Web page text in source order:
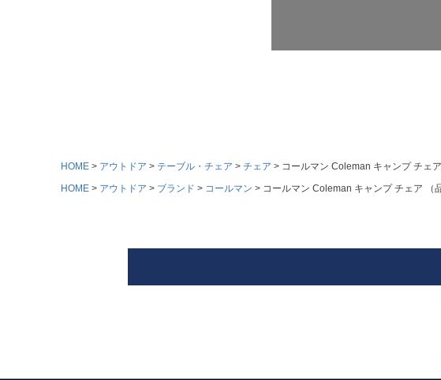
HOME アウトドア テーブル・チェア チェア
コールマン Coleman キャンプ チェ
HOME
アウトドア ブランド コールマン コールマン Coleman キャンプ チェア （